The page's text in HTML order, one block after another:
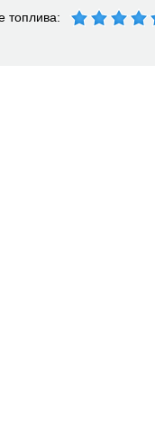
топлива: